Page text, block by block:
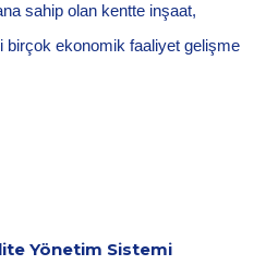
sahip olan kentte inşaat,
birçok ekonomik faaliyet gelişme
Yönetim Sistemi